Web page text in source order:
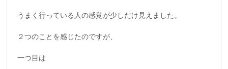
うまく行っている人の感覚が少しだけ見えました。
２つのことを感じたのですが、
一つ目は